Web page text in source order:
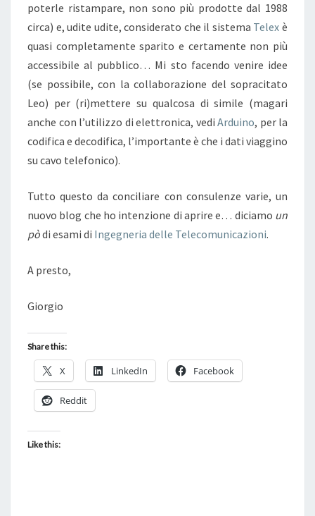
poterle ristampare, non sono più prodotte dal 1988
circa) e, udite udite, considerato che il sistema Telex è
quasi completamente sparito e certamente non più
accessibile al pubblico… Mi sto facendo venire idee
(se possibile, con la collaborazione del sopracitato
Leo) per (ri)mettere su qualcosa di simile (magari
anche con l’utilizzo di elettronica, vedi Arduino, per la
codifica e decodifica, l’importante è che i dati viaggino
su cavo telefonico).
Tutto questo da conciliare con consulenze varie, un
nuovo blog che ho intenzione di aprire e… diciamo un
pòdi esami di Ingegneria delle Telecomunicazioni.
A presto,
Giorgio
Share this:
X LinkedIn Facebook
Reddit
Like this: